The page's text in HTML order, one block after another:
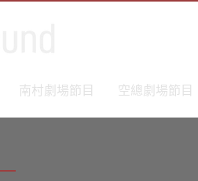
南村劇場節目 空總劇場節目